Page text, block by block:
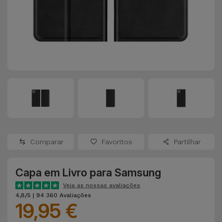
Xiaomi
Dyson
TCL
Samsung
Recondicionados
tudo
Capas e
Carregadores
e Colunas
Smartwatches
e Braceletes
Correntes
Comparar Favoritos Partilhar
Capa em Livro para Samsung
Veja as nossas avaliações
4,8/5 | 94 360 Avaliações
19,95 €